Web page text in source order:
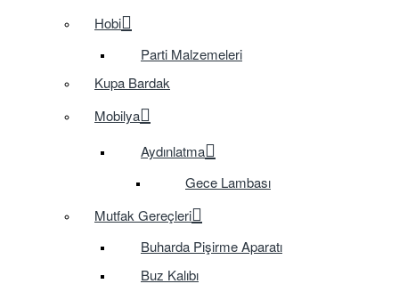
Hobi
Parti Malzemeleri
Kupa Bardak
Mobilya
Aydınlatma
Gece Lambası
Mutfak Gereçleri
Buharda Pişirme Aparatı
Buz Kalıbı